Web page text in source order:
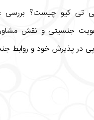
تی کیو چیست؟ بررسی
جنسیتی و نقش
در پذیرش خود و روابط